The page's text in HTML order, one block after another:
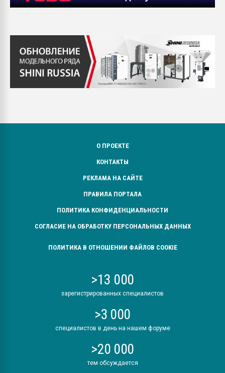
О ПРОЕКТЕ
КОНТАКТЫ
РЕКЛАМА НА САЙТЕ
ПРАВИЛА ПОРТАЛА
ПОЛИТИКА КОНФИДЕНЦИАЛЬНОСТИ
СОГЛАСИЕ НА ОБРАБОТКУ ПЕРСОНАЛЬНЫХ ДАННЫХ
ПОЛИТИКА В ОТНОШЕНИИ ФАЙЛОВ COOKIE
>13 000
зарегистрированных специалистов
>3 000
специалистов в день на нашем форуме
>20 000
тем обсуждается